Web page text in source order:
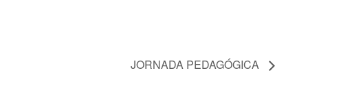
JORNADA PEDAGÓGICA